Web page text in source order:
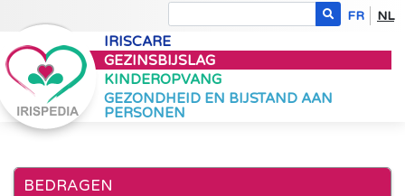
FR NL
IRISCARE
GEZINSBIJSLAG
KINDEROPVANG
GEZONDHEID EN BIJSTAND AAN
PERSONEN
BEDRAGEN